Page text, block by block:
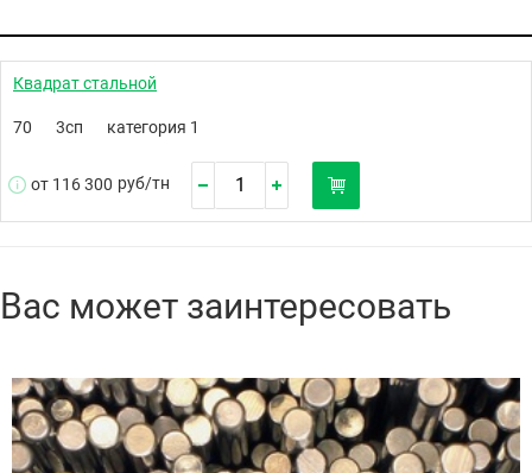
Квадрат стальной
70 3сп категория 1
от 116 300 руб/тн
Вас может заинтересовать